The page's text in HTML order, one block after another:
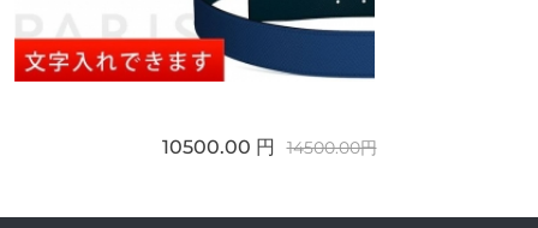
10500.00 円 14500.00円